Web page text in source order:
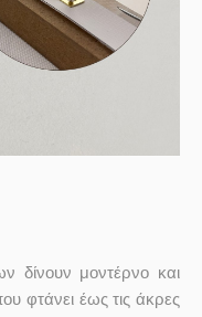
δίνουν μοντέρνο και
φτάνει έως τις άκρες